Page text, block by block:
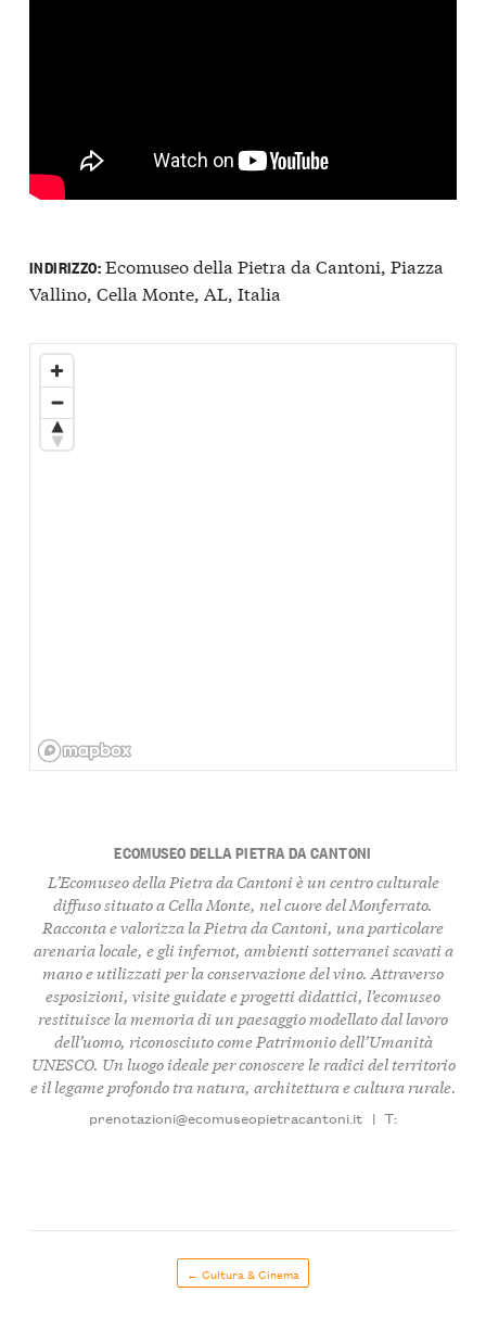
INDIRIZZO:Ecomuseo della Pietra da Cantoni, Piazza
Vallino, Cella Monte, AL, Italia
ECOMUSEO DELLA PIETRA DA CANTONI
L’Ecomuseo della Pietra da Cantoni è un centro culturale
diffuso situato a Cella Monte, nel cuore del Monferrato.
Racconta e valorizza la Pietra da Cantoni, una particolare
arenaria locale, e gli infernot, ambienti sotterranei scavati a
mano e utilizzati per la conservazione del vino. Attraverso
esposizioni, visite guidate e progetti didattici, l’ecomuseo
restituisce la memoria di un paesaggio modellato dal lavoro
dell’uomo, riconosciuto come Patrimonio dell’Umanità
UNESCO. Un luogo ideale per conoscere le radici del territorio
e il legame profondo tra natura, architettura e cultura rurale.
prenotazioni@ecomuseopietracantoni.it | T:
← Cultura & Cinema